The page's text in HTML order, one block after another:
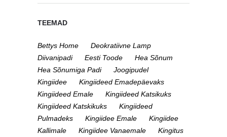
TEEMAD
Bettys Home
Deokratiivne Lamp
Diivanipadi
Eesti Toode
Hea Sõnum
Hea Sõnumiga Padi
Joogipudel
Kingiidee
Kingiideed Emadepäevaks
Kingiideed Emale
Kingiideed Katsikuks
Kingiideed Katskikuks
Kingiideed
Pulmadeks
Kingiidee Emale
Kingiidee
Kallimale
Kingiidee Vanaemale
Kingitus